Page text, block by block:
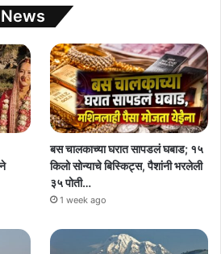
बस चालकाच्या घरात सापडलं घबाड; १५
किलो सोन्याचे बिस्किट्स, पैशांनी भरलेली
३५ पोती…
1 week ago